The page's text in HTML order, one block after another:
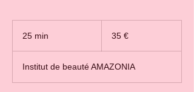
25 min
n
35 €
Institut de beauté AMAZONIA